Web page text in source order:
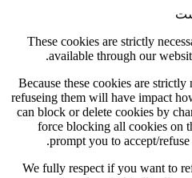
These cookies are
available
Because these
refuseing them will
can block or delete
force blocking all
prompt you to
We fully respect if